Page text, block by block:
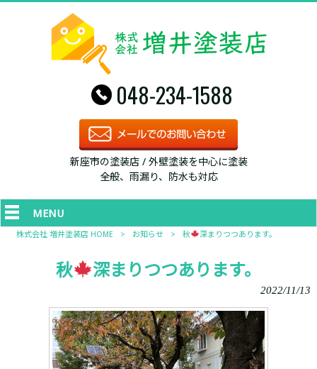
048-234-1588
新座市の塗装店 / 外壁塗装を中心に塗装
全般、雨漏り、防水も対応
MENU
株式会社 増井塗装店 HOME > お知らせ > 秋 深まりつつあります。
秋 深まりつつあります。
2022/11/13